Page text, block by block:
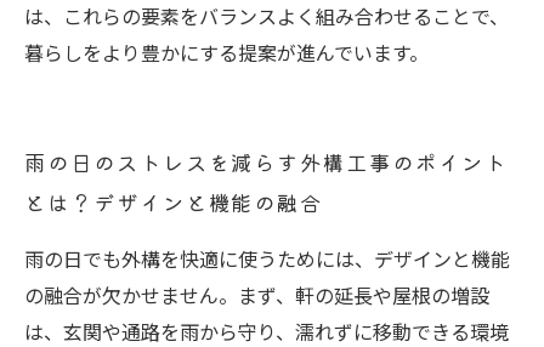
は、これらの要素をバランスよく組み合わせることで、
暮らしをより豊かにする提案が進んでいます。
雨の日のストレスを減らす外構工事のポイント
とは？デザインと機能の融合
雨の日でも外構を快適に使うためには、デザインと機能
の融合が欠かせません。まず、軒の延長や屋根の増設
は、玄関や通路を雨から守り、濡れずに移動できる環境